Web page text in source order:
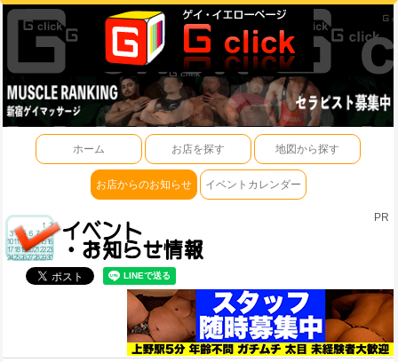
ホーム お店を探す 地図から探す
お店からのお知らせ イベントカレンダー
PR